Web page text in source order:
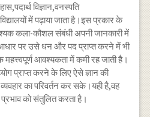
विज्ञान,वनस्पति
में पढ़ाया जाता है।इस प्रकार के
कला-कौशल संबंधी अपनी जानकारी में
पर उसे धन और पद प्राप्त करने में भी
आवश्यकता में कमी रह जाती है।
प्राप्त करने के लिए ऐसे ज्ञान की
का परिवर्तन कर सके।यही है,वह
प्रभाव को संतुलित करता है।